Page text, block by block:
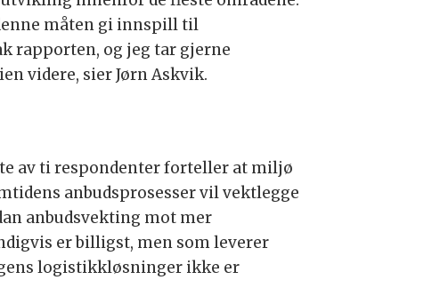
måten gi innspill til
rapporten, og jeg tar gjerne
videre, sier Jørn Askvik.
av ti respondenter forteller at miljø
anbudsprosesser vil vektlegge
anbudsvekting mot mer
er billigst, men som leverer
logistikkløsninger ikke er